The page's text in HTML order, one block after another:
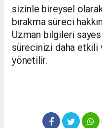
sizinle bireysel
bırakma süreci
Uzman bilgileri
sürecinizi daha etkili
yönetilir.